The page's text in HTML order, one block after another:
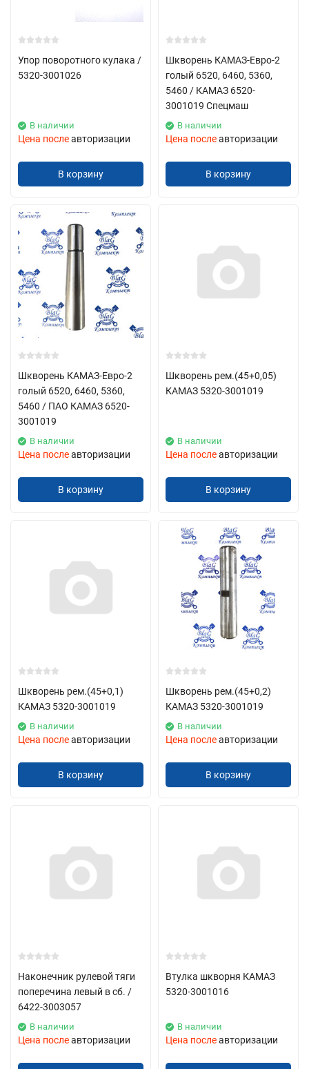
Упор поворотного кулака /
5320-3001026
В наличии
Цена послеавторизации
В корзину
Шкворень КАМАЗ-Евро-2
голый 6520, 6460, 5360,
5460 / КАМАЗ 6520-
3001019 Спецмаш
В наличии
Цена послеавторизации
В корзину
Шкворень КАМАЗ-Евро-2
голый 6520, 6460, 5360,
5460 / ПАО КАМАЗ 6520-
3001019
В наличии
Цена послеавторизации
В корзину
Шкворень рем.(45+0,05)
КАМАЗ 5320-3001019
В наличии
Цена послеавторизации
В корзину
Шкворень рем.(45+0,1)
КАМАЗ 5320-3001019
В наличии
Цена послеавторизации
В корзину
Шкворень рем.(45+0,2)
КАМАЗ 5320-3001019
В наличии
Цена послеавторизации
В корзину
Наконечник рулевой тяги
поперечина левый в сб. /
6422-3003057
В наличии
Цена послеавторизации
Втулка шкворня КАМАЗ
5320-3001016
В наличии
Цена послеавторизации